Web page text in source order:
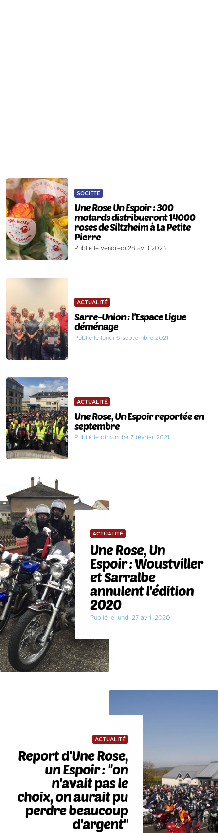
SOCIÉTÉ
Une Rose Un Espoir : 300
motards distribueront 14000
roses de Siltzheim à La Petite
Pierre
Publié le vendredi 28 avril 2023
ACTUALITÉ
Sarre-Union : l'Espace Ligue
déménage
Publié le lundi 6 septembre 2021
ACTUALITÉ
Une Rose, Un Espoir reportée en
septembre
Publié le dimanche 7 février 2021
ACTUALITÉ
Une Rose, Un
Espoir : Woustviller
et Sarralbe
annulent l'édition
2020
Publié le lundi 27 avril 2020
ACTUALITÉ
Report d'Une Rose,
un Espoir : ''on
n'avait pas le
choix, on aurait pu
perdre beaucoup
d'argent''